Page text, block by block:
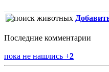
Последние комментарии
пока не нашлись +2